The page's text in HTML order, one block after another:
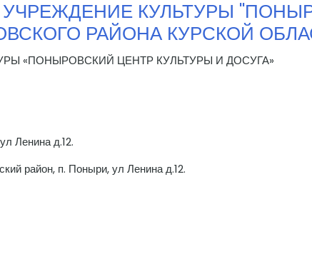
КУЛЬТУРЫ
РАЙОНА КУРСКОЙ
«ПОНЫРОВСКИЙ ЦЕНТР КУЛЬТУРЫ И ДОСУГА»
Ленина д.12.
район, п. Поныри, ул Ленина д.12.